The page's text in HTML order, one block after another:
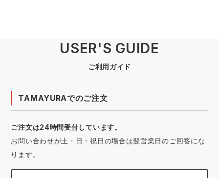
USER'S GUIDE
ご利用ガイド
TAMAYURAでのご注文
ご注文は24時間受付しています。
お問い合わせが土・日・祝日の場合は翌営業日のご回答にな
ります。